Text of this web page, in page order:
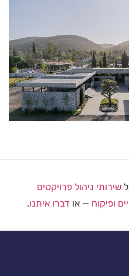
שירותי ניהול פרויקטים
ופיקוח — או דברו איתנו.